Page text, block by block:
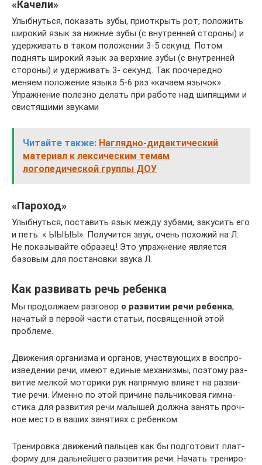
«Качели»
Улыбнуться, показать зубы, приоткрыть рот, положить
широкий язык за нижние зубы (с внутренней стороны) и
удерживать в таком положении 3-5 секунд. Потом
поднять широкий язык за верхние зубы (с внутренней
стороны) и удерживать 3- секунд. Так поочередно
меняем положение языка 5-6 раз «качаем язычок» .
Упражнение полезно делать при работе над шипящими и
свистящими звуками
Читайте также: Наглядно-дидактический
материал к лексическим темам
логопедической группы ДОУ
«Пароход»
Улыбнуться, поставить язык между зубами, закусить его
и петь: « ЫЫЫЫ». Получится звук, очень похожий на Л.
Не показывайте образец! Это упражнение является
базовым для постановки звука Л.
Как развивать речь ребенка
Мы про­дол­жаем раз­го­вор о раз­ви­тии речи ребенка,
нача­тый в пер­вой части ста­тьи, посвя­щен­ной этой
проблеме.
Дви­же­ния орга­низма и орга­нов, участ­ву­ю­щих в вос­про­
из­ве­де­нии речи, имеют еди­ные меха­низмы, поэтому раз­
ви­тие мел­кой мото­рики рук напря­мую вли­яет на раз­ви­
тие речи. Именно по этой при­чине паль­чи­ко­вая гим­на­
стика для раз­ви­тия речи малы­шей должна занять проч­
ное место в ваших заня­тиях с ребенком.
Тре­ни­ровка дви­же­ний паль­цев как бы под­го­то­вит плат­
форму для даль­ней­шего раз­ви­тия речи. Начать тре­ни­ро­